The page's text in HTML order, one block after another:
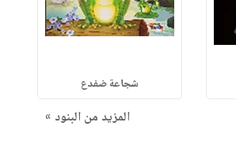
شجاعة ضفدع
المزيد من البنود »